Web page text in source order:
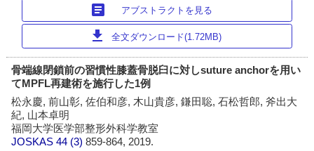
article アブストラクトを見る
download 全文ダウンロード(1.72MB)
骨端線閉鎖前の習慣性膝蓋骨脱臼に対しsuture anchorを用い
てMPFL再建術を施行した1例
松永慶, 前山彰, 佐伯和彦, 木山貴彦, 鎌田聡, 石松哲郎, 斧出大
紀, 山本卓明
福岡大学医学部整形外科学教室
JOSKAS 44 (3)859-864, 2019.